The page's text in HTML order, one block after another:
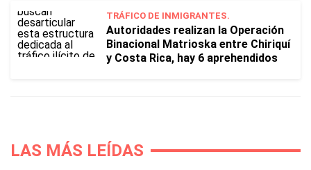
TRÁFICO DE INMIGRANTES.
Autoridades realizan la Operación
Binacional Matrioska entre Chiriquí
y Costa Rica, hay 6 aprehendidos
LAS MÁS LEÍDAS